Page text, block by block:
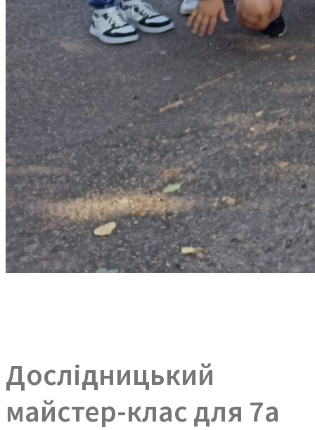
Дослідницький
майстер-клас для 7а